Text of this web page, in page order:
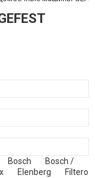
Bosch
Bosch /
Elenberg
Filtero